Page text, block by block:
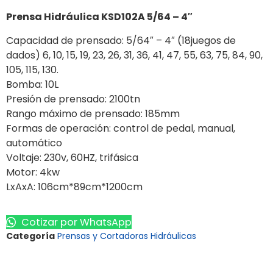
Prensa Hidráulica KSD102A 5/64 – 4″
Capacidad de prensado: 5/64″ – 4″ (18juegos de
dados) 6, 10, 15, 19, 23, 26, 31, 36, 41, 47, 55, 63, 75, 84, 90,
105, 115, 130.
Bomba: 10L
Presión de prensado: 2100tn
Rango máximo de prensado: 185mm
Formas de operación: control de pedal, manual,
automático
Voltaje: 230v, 60HZ, trifásica
Motor: 4kw
LxAxA: 106cm*89cm*1200cm
Cotizar por WhatsApp
Categoría Prensas y Cortadoras Hidráulicas